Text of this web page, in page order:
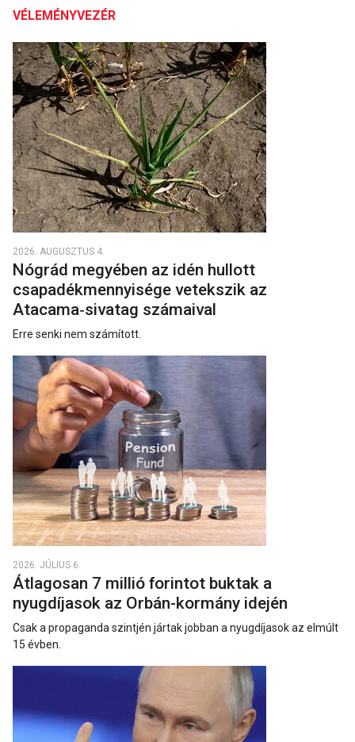
VÉLEMÉNYVEZÉR
2026. AUGUSZTUS 4.
Nógrád megyében az idén hullott
csapadékmennyisége vetekszik az
Atacama‑sivatag számaival
Erre senki nem számított.
2026. JÚLIUS 6.
Átlagosan 7 millió forintot buktak a
nyugdíjasok az Orbán-kormány idején
Csak a propaganda szintjén jártak jobban a nyugdíjasok az elmúlt
15 évben.